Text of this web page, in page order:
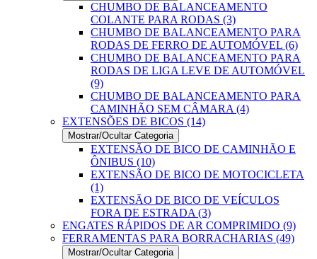
CHUMBO DE BALANCEAMENTO
COLANTE PARA RODAS (3)
CHUMBO DE BALANCEAMENTO PARA
RODAS DE FERRO DE AUTOMÓVEL (6)
CHUMBO DE BALANCEAMENTO PARA
RODAS DE LIGA LEVE DE AUTOMÓVEL
(9)
CHUMBO DE BALANCEAMENTO PARA
CAMINHÃO SEM CÂMARA (4)
EXTENSÕES DE BICOS (14)
Mostrar/Ocultar Categoria
EXTENSÃO DE BICO DE CAMINHÃO E
ÔNIBUS (10)
EXTENSÃO DE BICO DE MOTOCICLETA
(1)
EXTENSÃO DE BICO DE VEÍCULOS
FORA DE ESTRADA (3)
ENGATES RÁPIDOS DE AR COMPRIMIDO (9)
FERRAMENTAS PARA BORRACHARIAS (49)
Mostrar/Ocultar Categoria